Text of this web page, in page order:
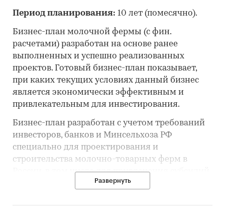
Период планирования: 10 лет (помесячно).
Бизнес-план молочной фермы (с фин.
расчетами) разработан на основе ранее
выполненных и успешно реализованных
проектов. Готовый бизнес-план показывает,
при каких текущих условиях данный бизнес
является экономически эффективным и
привлекательным для инвестирования.
Бизнес-план разработан с учетом требований
инвесторов, банков и Минсельхоза РФ
специально для проектирования и
строительства молочно-товарных ферм в
России, в том числе для привлечения субсидий
и льготного кредитования.
Развернуть